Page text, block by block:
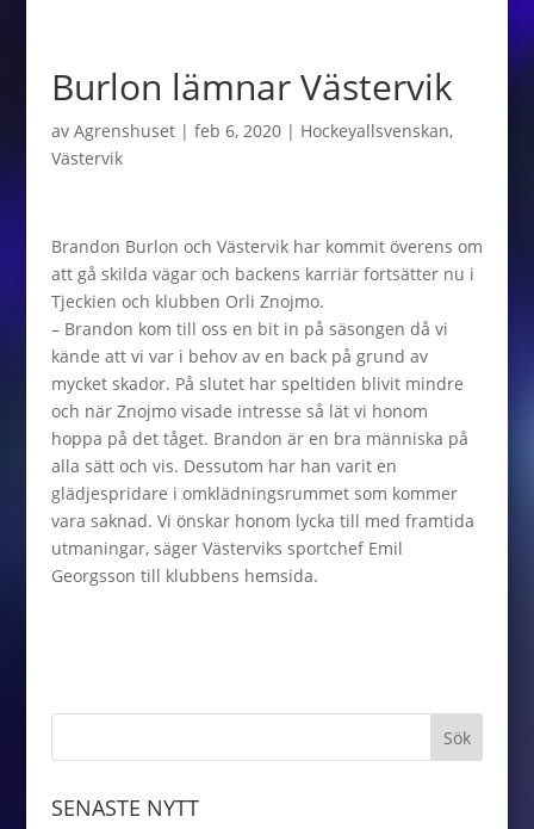
Burlon lämnar Västervik
av Agrenshuset| feb 6, 2020| Hockeyallsvenskan,
Västervik
Brandon Burlon och Västervik har kommit överens om
att gå skilda vägar och backens karriär fortsätter nu i
Tjeckien och klubben Orli Znojmo.
– Brandon kom till oss en bit in på säsongen då vi
kände att vi var i behov av en back på grund av
mycket skador. På slutet har speltiden blivit mindre
och när Znojmo visade intresse så lät vi honom
hoppa på det tåget. Brandon är en bra människa på
alla sätt och vis. Dessutom har han varit en
glädjespridare i omklädningsrummet som kommer
vara saknad. Vi önskar honom lycka till med framtida
utmaningar, säger Västerviks sportchef Emil
Georgsson till klubbens hemsida.
SENASTE NYTT